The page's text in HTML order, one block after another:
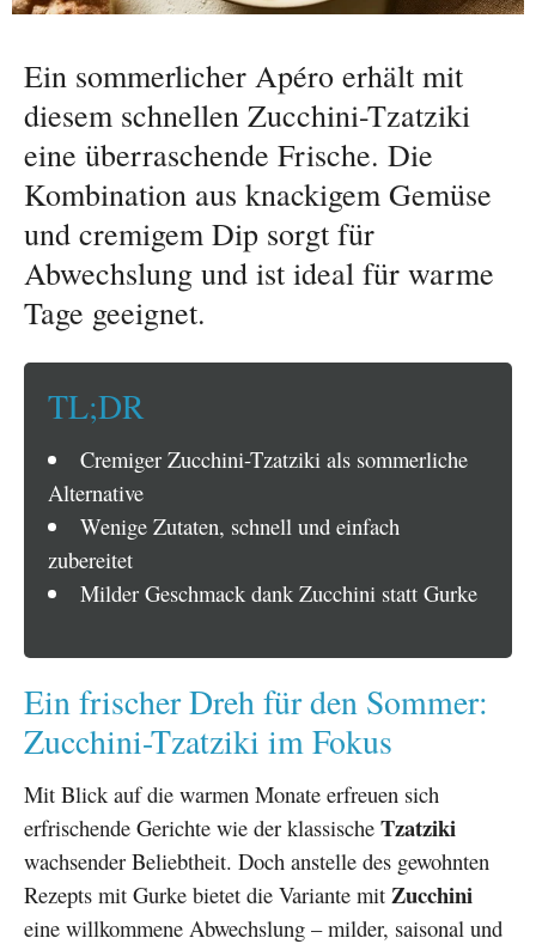
Ein sommerlicher Apéro erhält mit
diesem schnellen Zucchini-Tzatziki
eine überraschende Frische. Die
Kombination aus knackigem Gemüse
und cremigem Dip sorgt für
Abwechslung und ist ideal für warme
Tage geeignet.
TL;DR
Cremiger Zucchini-Tzatziki als sommerliche
Alternative
Wenige Zutaten, schnell und einfach
zubereitet
Milder Geschmack dank Zucchini statt Gurke
Ein frischer Dreh für den Sommer:
Zucchini-Tzatziki im Fokus
Mit Blick auf die warmen Monate erfreuen sich
erfrischende Gerichte wie der klassische Tzatziki
wachsender Beliebtheit. Doch anstelle des gewohnten
Rezepts mit Gurke bietet die Variante mit Zucchini
eine willkommene Abwechslung – milder, saisonal und